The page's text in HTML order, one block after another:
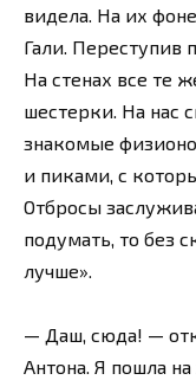
видела. На их
Гали. Переступив
На стенах все те
шестерки. На нас
знакомые
и пиками, с
Отбросы
подумать, то без
лучше».
— Даш, сюда! —
Антона. Я пошла